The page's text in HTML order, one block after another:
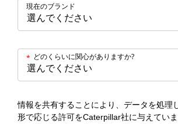
現在のブランド
どのくらいに関心がありますか?
*
情報を共有することにより、データを処理
形で応じる許可をCaterpillar社に与えてい